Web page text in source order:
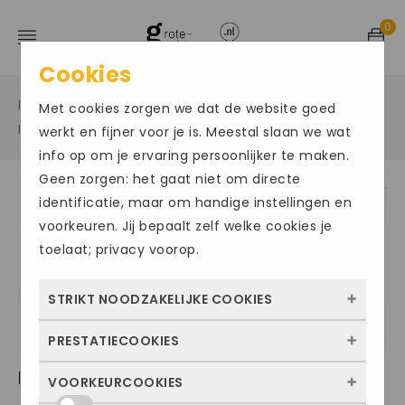
0
Home / Grote maten sportschoenen /
Hardloopschoenen /
Size Chart
MIZUNO WAVE RIDER 29
Cookies
Met cookies zorgen we dat de website goed
werkt en fijner voor je is. Meestal slaan we wat
info op om je ervaring persoonlijker te maken.
Geen zorgen: het gaat niet om directe
identificatie, maar om handige instellingen en
voorkeuren. Jij bepaalt zelf welke cookies je
toelaat; privacy voorop.
STRIKT NOODZAKELIJKE COOKIES
Deze cookies zorgen ervoor dat de website
kunnen niet worden uitgezet. Meestal
PRESTATIECOOKIES
Met deze cookies zien we hoe vaak onze
VOORKEURCOOKIES